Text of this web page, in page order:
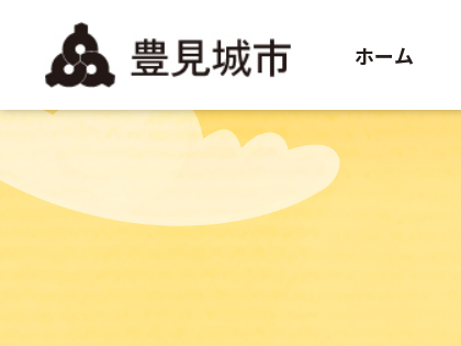
ホーム